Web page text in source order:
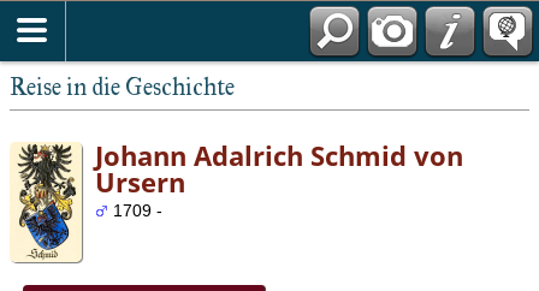
Reise in die Geschichte
Johann Adalrich Schmid von
Ursern
1709 -